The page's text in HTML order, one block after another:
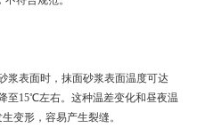
表面时，抹面砂浆表面温度可达
至15℃左右。这种温差变化和昼夜温
变形，容易产生裂缝。